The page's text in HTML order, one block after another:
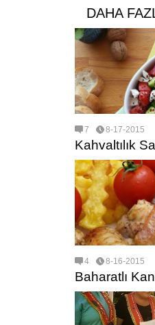
DAHA
7 8-17-2015
Kahvaltılık
4 8-16-2015
Baharatlı